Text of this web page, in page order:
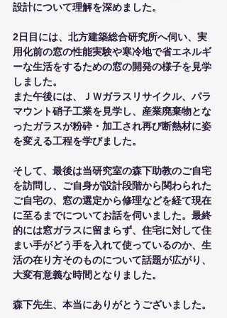
設計について理解を深めました。
2日目には、北方建築総合研究所へ伺い、実
用化前の窓の性能実験や寒冷地で省エネルギ
ーな生活をするための窓の開発の様子を見学
しました。
また午後には、ＪＷガラスリサイクル、パラ
マウント硝子工業を見学し、産業廃棄物とな
ったガラスが粉砕・加工され再び断熱材に姿
を変える工程を学びました。
そして、最後は当研究室の森下助教のご自宅
を訪問し、ご自身が設計段階から関わられた
ご自宅の、窓の選定から修理などを経て現在
に至るまでについてお話を伺いました。最終
的には窓ガラスに留まらず、住宅に対して住
まい手がどう手を入れて使っているのか、生
活の在り方そのものについて話題が広がり、
大変有意義な時間となりました。
森下先生、本当にありがとうございました。